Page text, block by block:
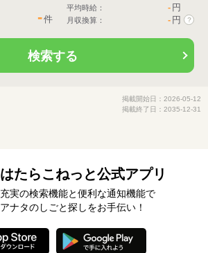
-件
平均時給： - 円
月収換算： - 円 ?
検索する
掲載開始日：2026-05-12
掲載終了日：2035-12-31
はたらこねっと公式アプリ
充実の検索機能と便利な通知機能で
アナタのしごと探しをお手伝い！